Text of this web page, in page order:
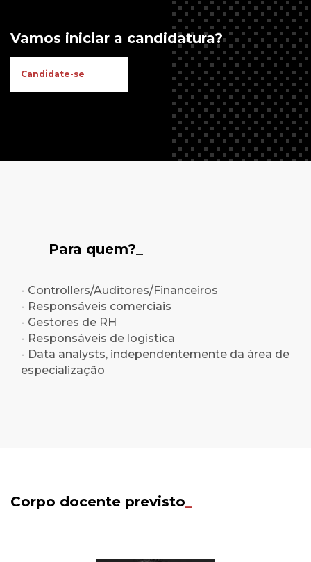
Vamos iniciar a candidatura?
Candidate-se
Para quem?_
- Controllers/Auditores/Financeiros
- Responsáveis comerciais
- Gestores de RH
- Responsáveis de logística
- Data analysts, independentemente da área de
especialização
Corpo docente previsto